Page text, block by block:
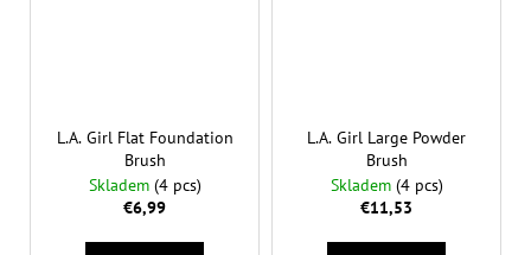
L.A. Girl Flat Foundation
Brush
Skladem (4 pcs)
€6,99
L.A. Girl Large Powder
Brush
Skladem (4 pcs)
€11,53